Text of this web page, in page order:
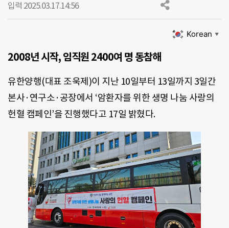
입력 2025.03.17.14:56
Korean ▼
2008년 시작, 임직원 2400여 명 동참해
유한양행(대표 조욱제)이 지난 10일부터 13일까지 3일간
본사·연구소·공장에서 ‘암환자를 위한 생명 나눔 사랑의
헌혈 캠페인’을 진행했다고 17일 밝혔다.